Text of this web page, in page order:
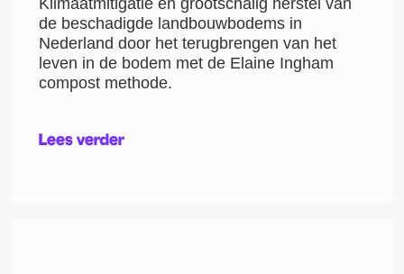
de beschadigde landbouwbodems in
Nederland door het terugbrengen van het
leven in de bodem met de Elaine Ingham
compost methode.
Lees verder